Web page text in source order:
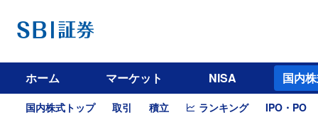
ホーム マーケット NISA 国内
国内株式トップ 取引 積立 ランキング IPO・PO